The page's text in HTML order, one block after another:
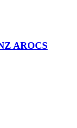
AROCS